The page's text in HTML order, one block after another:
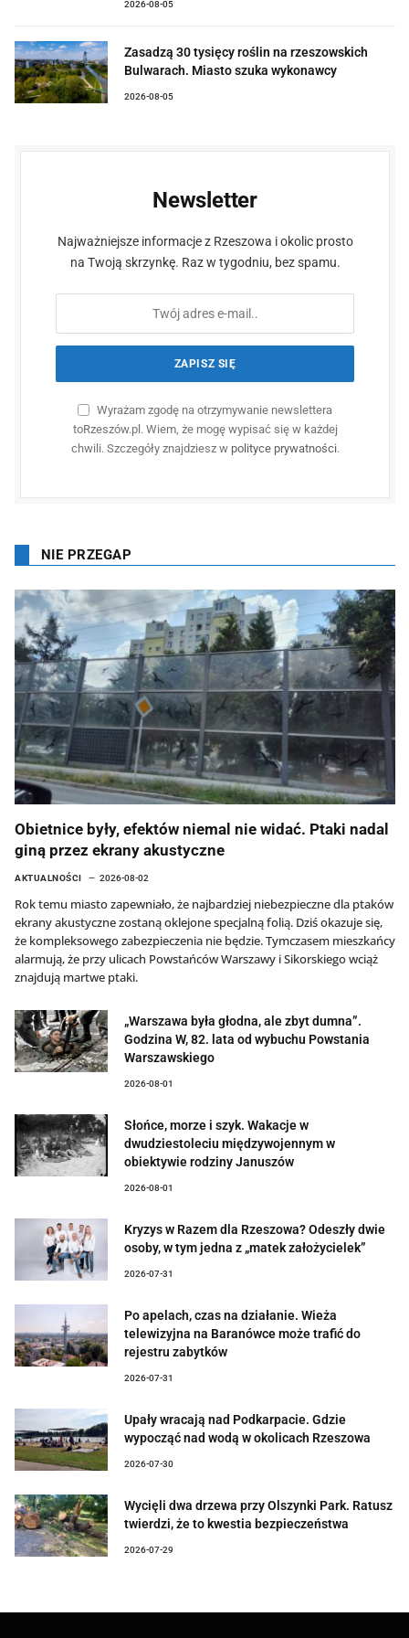
2026-08-05
Zasadzą 30 tysięcy roślin na rzeszowskich
Bulwarach. Miasto szuka wykonawcy
2026-08-05
Newsletter
Najważniejsze informacje z Rzeszowa i okolic prosto
na Twoją skrzynkę. Raz w tygodniu, bez spamu.
Wyrażam zgodę na otrzymywanie newslettera
toRzeszów.pl. Wiem, że mogę wypisać się w każdej
chwili. Szczegóły znajdziesz w polityce prywatności.
NIE PRZEGAP
Obietnice były, efektów niemal nie widać. Ptaki nadal
giną przez ekrany akustyczne
AKTUALNOŚCI 2026-08-02
Rok temu miasto zapewniało, że najbardziej niebezpieczne dla ptaków
ekrany akustyczne zostaną oklejone specjalną folią. Dziś okazuje się,
że kompleksowego zabezpieczenia nie będzie. Tymczasem mieszkańcy
alarmują, że przy ulicach Powstańców Warszawy i Sikorskiego wciąż
znajdują martwe ptaki.
„Warszawa była głodna, ale zbyt dumna”.
Godzina W, 82. lata od wybuchu Powstania
Warszawskiego
2026-08-01
Słońce, morze i szyk. Wakacje w
dwudziestoleciu międzywojennym w
obiektywie rodziny Januszów
2026-08-01
Kryzys w Razem dla Rzeszowa? Odeszły dwie
osoby, w tym jedna z „matek założycielek”
2026-07-31
Po apelach, czas na działanie. Wieża
telewizyjna na Baranówce może trafić do
rejestru zabytków
2026-07-31
Upały wracają nad Podkarpacie. Gdzie
wypocząć nad wodą w okolicach Rzeszowa
2026-07-30
Wycięli dwa drzewa przy Olszynki Park. Ratusz
twierdzi, że to kwestia bezpieczeństwa
2026-07-29